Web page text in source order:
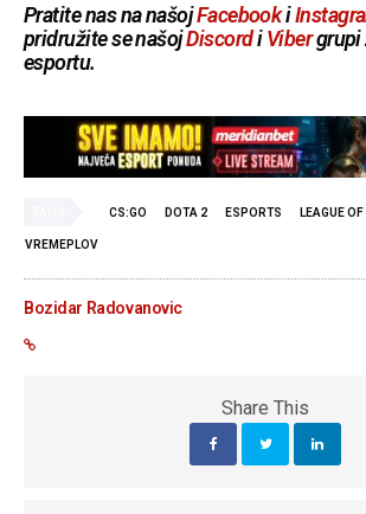
Pratite nas na našojFacebooki
pridružite se našojDiscordiVibergrupi
esportu.
CS:GO DOTA 2 ESPORTS LEAGUE
VREMEPLOV
Bozidar Radovanovic
Share This